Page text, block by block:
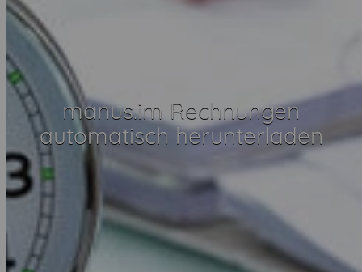
manus.im Rechnungen
automatisch herunterladen